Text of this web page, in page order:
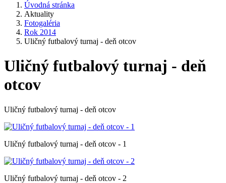
Úvodná stránka
Aktuality
Fotogaléria
Rok 2014
Uličný futbalový turnaj - deň otcov
Uličný futbalový turnaj - deň
otcov
Uličný futbalový turnaj - deň otcov
Uličný futbalový turnaj - deň otcov - 1
Uličný futbalový turnaj - deň otcov - 2